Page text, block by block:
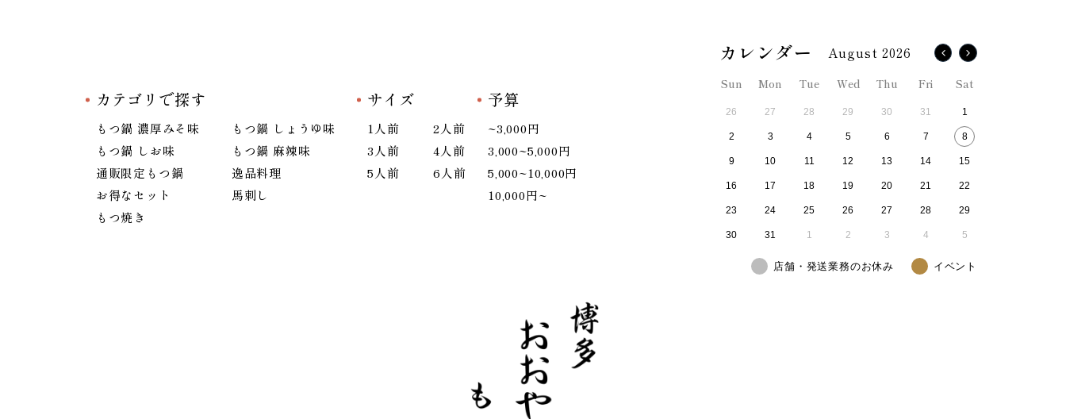
カテゴリで探す
もつ鍋 濃厚みそ味
もつ鍋 しょうゆ味
もつ鍋 しお味
もつ鍋 麻辣味
通販限定もつ鍋
逸品料理
お得なセット
馬刺し
もつ焼き
サイズ
1人前
2人前
3人前
4人前
5人前
6人前
予算
~3,000円
3,000~5,000円
5,000~10,000円
10,000円~
August 2026
Sun Mon Tue Wed Thu Fri Sat
26 27 28 29 30 31 1
2 3 4 5 6 7 8
9 10 11 12 13 14 15
16 17 18 19 20 21 22
23 24 25 26 27 28 29
30 31 1 2 3 4 5
店舗・発送業務のお休み イベント